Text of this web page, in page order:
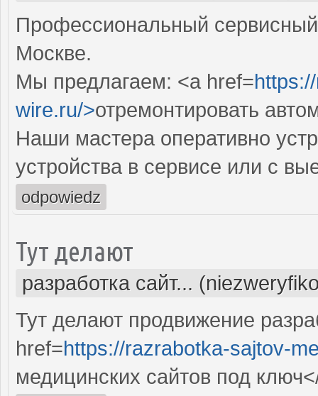
Профессиональный
Москве.
Мы предлагаем: <a href=
wire.ru/>отремонтировать
Наши мастера оперативно
устройства в сервисе или с
odpowiedz
Тут делают
разработка сайт...
Тут делают продвижение
href=https://razrabotka-sajtov-
медицинских сайтов под